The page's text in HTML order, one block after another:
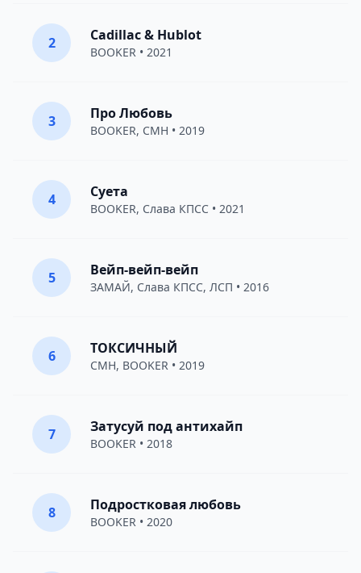
2 Cadillac & Hublot
BOOKER • 2021
3 Про Любовь
BOOKER, CMH • 2019
4 Суета
BOOKER, Слава КПСС • 2021
5 Вейп-вейп-вейп
ЗАМАЙ, Слава КПСС, ЛСП • 2016
6 ТОКСИЧНЫЙ
CMH, BOOKER • 2019
7 Затусуй под антихайп
BOOKER • 2018
8 Подростковая любовь
BOOKER • 2020